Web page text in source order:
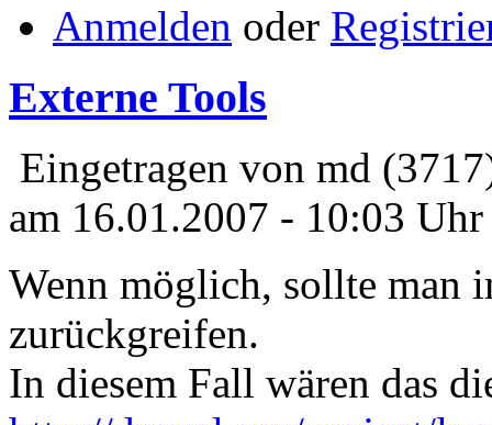
Anmelden oder
Externe Tools
Eingetragen von md
am 16.01.2007 - 10:03 Uhr
Wenn möglich, sollte man
zurückgreifen.
In diesem Fall wären das